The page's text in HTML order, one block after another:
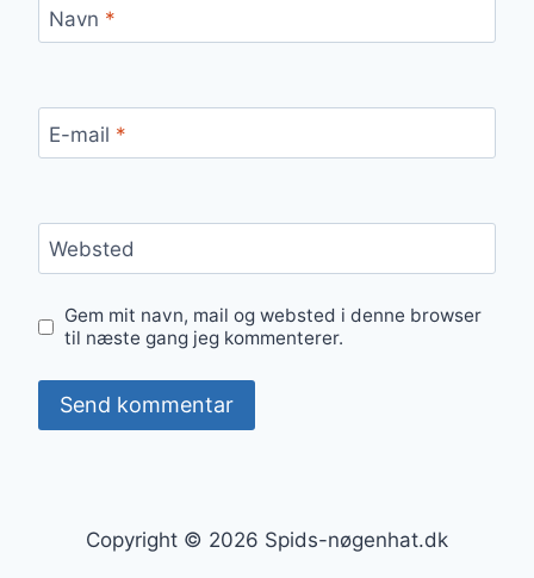
Navn *
E-mail *
Websted
Gem mit navn, mail og websted i denne browser
til næste gang jeg kommenterer.
Copyright © 2026 Spids-nøgenhat.dk